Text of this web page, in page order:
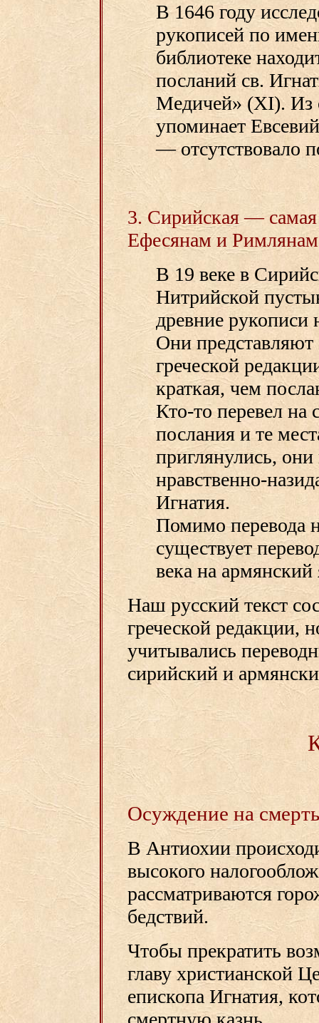
В 1646 году
рукописей по
библиотеке
посланий св.
Медичей» (XI). Из
упоминает
— отсутствовало
3. Сирийская —
Ефесянам и
В 19 веке в
Нитрийской
древние рукописи
Они представляют
греческой
краткая, чем
Кто-то перевел на
послания и те
приглянулись,
нравственно-
Игнатия.
Помимо перевода
существует
века на армянский
Наш русский текст
греческой редакции,
учитывались
сирийский и
Осуждение на смерть
В Антиохии
высокого
рассматриваются
бедствий.
Чтобы прекратить
главу христианской
епископа Игнатия,